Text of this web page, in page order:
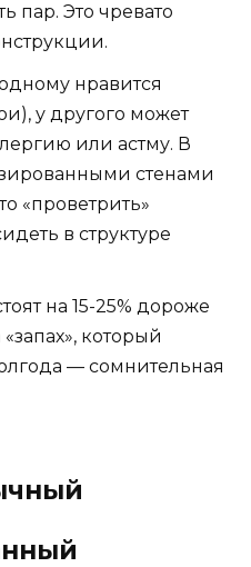
пар. Это чревато
нравится
у другого может
или астму. В
стенами
«проветрить»
в структуре
на 15-25% дороже
который
— сомнительная